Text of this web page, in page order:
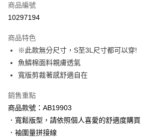
萊爾富取貨付款
付款後萊爾富取貨
每筆NT$60，滿NT$1,000(含以上)免運費
7-11取貨付款
每筆NT$60，滿NT$1,000(含以上)免運費
付款後7-11取貨
每筆NT$60，滿NT$1,000(含以上)免運費
商品編號
10297194
商品特色
※此款無分尺寸，S至3L尺寸都可以穿!
魚鱗棉面料親膚透氣
寬版剪裁著感舒適自在
銷售重點
商品款號：AB19903
．寬鬆版型，請依照個人喜愛的舒適度購買
．袖圍量拼接線